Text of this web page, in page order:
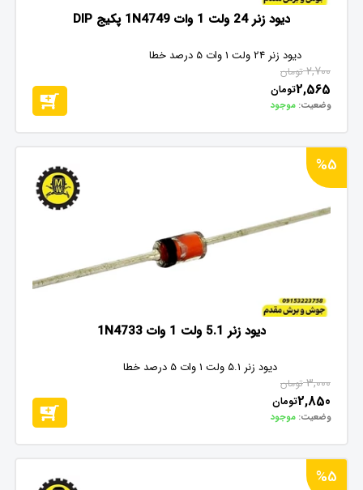
دیود زنر 24 ولت 1 وات 1N4749 پکیج DIP
دیود زنر 24 ولت 1 وات 5 درصد خطا
2,700 تومان
2,565تومان
وضعیت: موجود
%5
دیود زنر 5.1 ولت 1 وات 1N4733
دیود زنر 5.1 ولت 1 وات 5 درصد خطا
3,000 تومان
2,850تومان
وضعیت: موجود
%5